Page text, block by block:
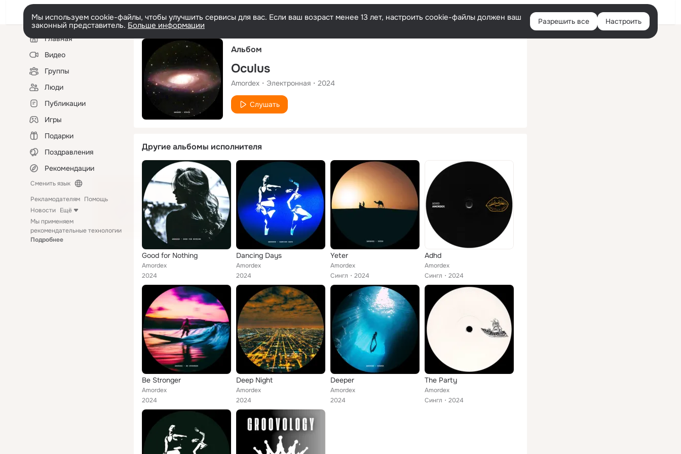
Русский Войти
Мы используем cookie-файлы, чтобы улучшить сервисы для вас. Если ваш возраст менее 13 лет, настроить cookie-файлы должен ваш
законный представитель. Больше информации Разрешить все Настроить
Левая
колонкаГлавная
Видео
Группы
Люди
Публикации
Игры
Подарки
Поздравления
Рекомендации
Сменить язык
Рекламодателям Помощь
Новости Ещё
Мы применяем
рекомендательные технологии
Подробнее
Альбом
Oculus
Amordex Электронная 2024
Слушать
Другие альбомы исполнителя
Good for Nothing
Amordex
2024
Dancing Days
Amordex
2024
Yeter
Amordex
Сингл
2024
Adhd
Amordex
Сингл
2024
Be Stronger
Amordex
2024
Deep Night
Amordex
2024
Deeper
Amordex
2024
The Party
Amordex
Сингл
2024